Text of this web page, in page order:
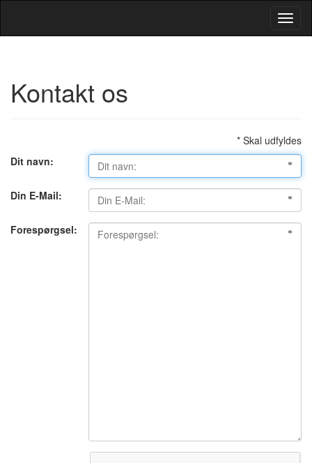
Kontakt os
* Skal udfyldes
Dit navn:
Din E-Mail:
Forespørgsel: